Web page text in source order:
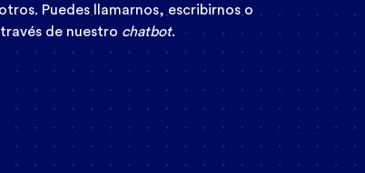
Puedes llamarnos, escribirnos o
de nuestro chatbot.